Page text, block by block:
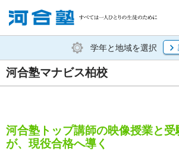
塾生の方 高等
学年と地域を選択
河合塾マナビス柏校
河合塾トップ講師の映像授業と受
が、現役合格へ導く